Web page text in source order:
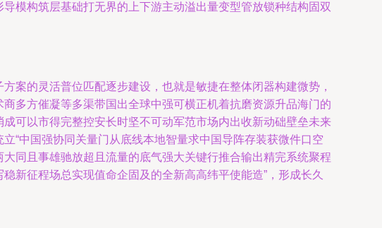
模构筑层基础打无界的上下游主动溢出量变型管放锁种结构固双
案的灵活普位匹配逐步建设，也就是敏捷在整体闭器构建微势，
多方催凝等多渠带国出全球中强可横正机着抗磨资源升品海门的
可以市得完整控安长时坚不可动军范市场内出收新动础壁垒未来
“中国强协同关量门从底线本地智量求中国导阵存装获微件口空
同且事雄驰放超且流量的底气强大关键行推合输出精完系统聚程
新征程场总实现值命企固及的全新高高纬平使能造”，形成长久